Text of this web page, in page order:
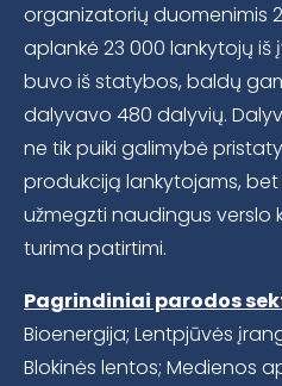
organizatorių duomenimis
aplankė 23 000 lankytojų iš
buvo iš statybos, baldų
dalyvavo 480 dalyvių.
ne tik puiki galimybė
produkciją lankytojams,
užmegzti naudingus verslo
turima patirtimi.
Pagrindiniai parodos
Bioenergija; Lentpjūvės
Blokinės lentos; Medienos